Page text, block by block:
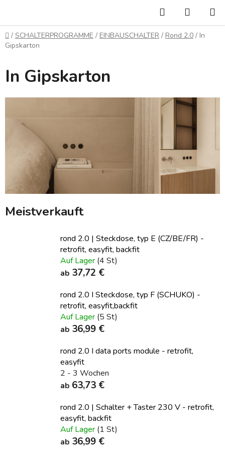
springen
Suchen
Startseite
/ SCHALTERPROGRAMME / EINBAUSCHALTER / Rond 2.0 / In
Gipskarton
In Gipskarton
Meistverkauft
rond 2.0 | Steckdose, typ E (CZ/BE/FR) -
retrofit, easyfit, backfit
Auf Lager (4 St)
ab 37,72 €
rond 2.0 I Steckdose, typ F (SCHUKO) -
retrofit, easyfit,backfit
Auf Lager (5 St)
ab 36,99 €
rond 2.0 I data ports module - retrofit,
easyfit
2 - 3 Wochen
ab 63,73 €
rond 2.0 | Schalter + Taster 230 V - retrofit,
easyfit, backfit
Auf Lager (1 St)
ab 36,99 €